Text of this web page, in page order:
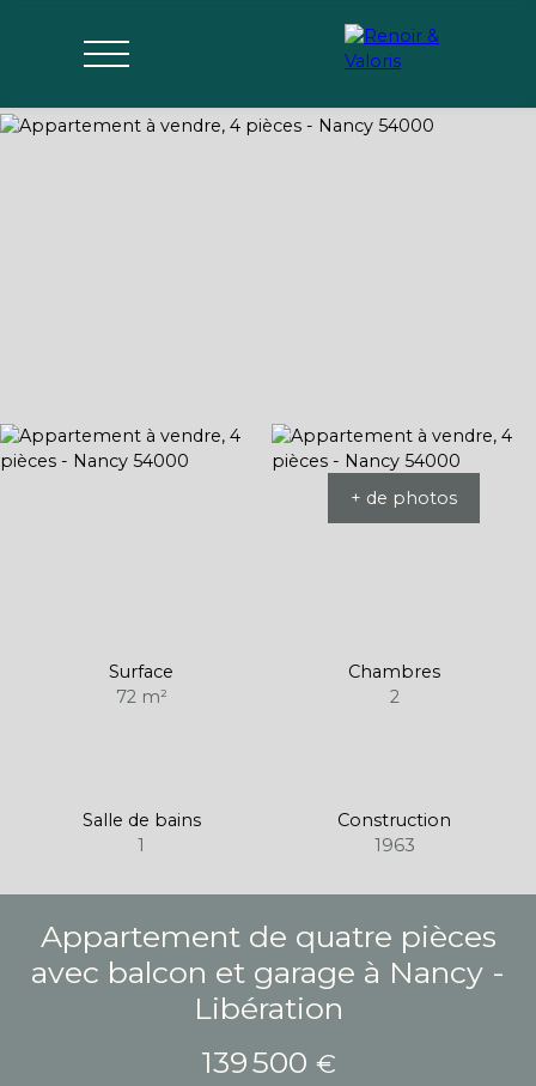
+ de photos
Surface
72 m²
Chambres
2
Salle de bains
1
Construction
1963
Appartement de quatre pièces
avec balcon et garage à Nancy -
Libération
139 500 €